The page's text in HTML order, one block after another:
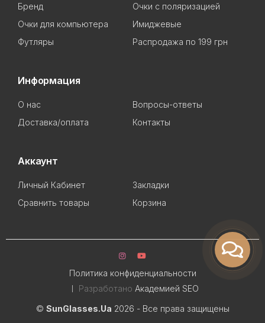
Бренд
Очки с поляризацией
Очки для компьютера
Имиджевые
Футляры
Распродажа по 199 грн
Информация
О нас
Вопросы-ответы
Доставка/оплата
Контакты
Аккаунт
Личный Кабинет
Закладки
Сравнить товары
Корзина
© SunGlasses.Ua 2026 - Все права защищены
Политика конфиденциальности
Разработано Академией SEO